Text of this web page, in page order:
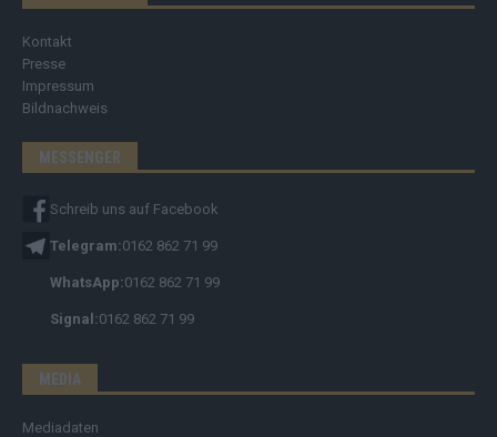
Kontakt
Presse
Impressum
Bildnachweis
MESSENGER
Schreib uns auf Facebook
Telegram:0162 862 71 99
WhatsApp:0162 862 71 99
Signal:0162 862 71 99
MEDIA
Mediadaten